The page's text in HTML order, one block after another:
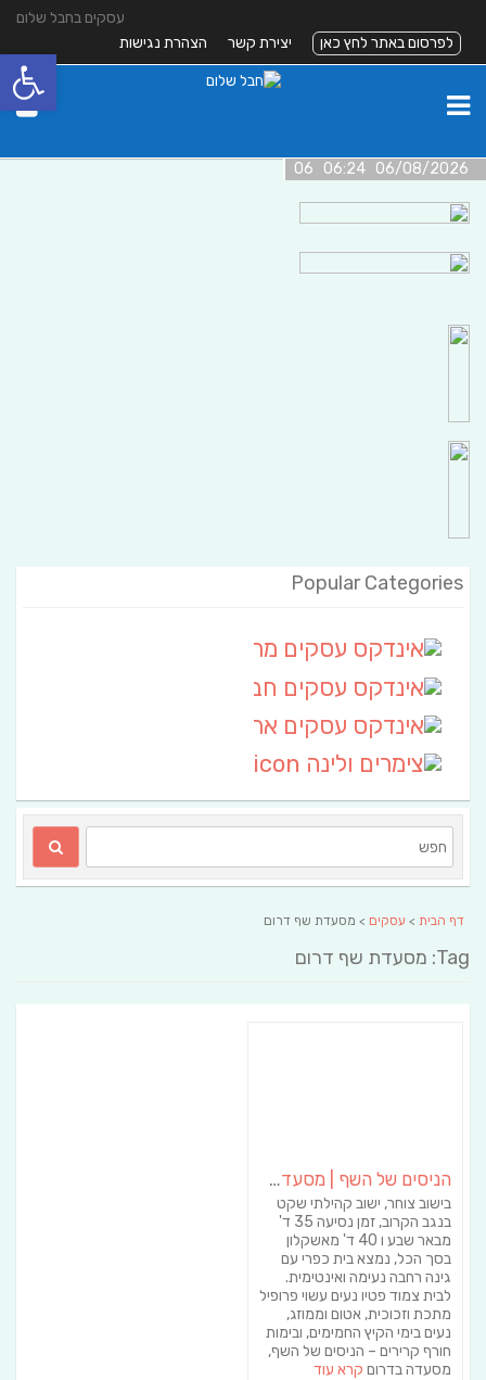
עסקים בחבל שלום
לפרסום באתר לחץ כאן
יצירת קשר הצהרת נגישות
06/08/2026 06:24 06
Popular Categories
דף הבית > עסקים > מסעדת שף דרום
Tag: מסעדת שף דרום
הניסים של השף | מסעדת שף בבית | ארוחות גורמה
בישוב צוחר, ישוב קהילתי שקט
בנגב הקרוב, זמן נסיעה 35 ד'
מבאר שבע ו 40 ד' מאשקלון
בסך הכל, נמצא בית כפרי עם
גינה רחבה נעימה ואינטימית.
לבית צמוד פטיו נעים עשוי פרופיל
מתכת וזכוכית, אטום וממוזג,
נעים בימי הקיץ החמימים, ובימות
חורף קרירים – הניסים של השף,
מסעדה בדרום קרא עוד
פתח